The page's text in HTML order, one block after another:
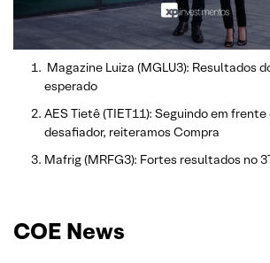
Magazine Luiza (MGLU3): Resultados
esperado
AES Tietê (TIET11): Seguindo em
desafiador, reiteramos Compra
Mafrig (MRFG3): Fortes resultados no
COE News